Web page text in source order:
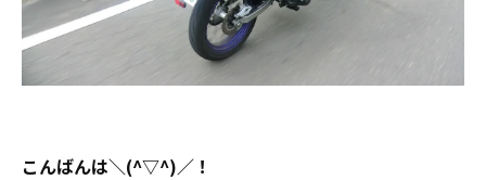
こんばんは＼(^▽^)／！